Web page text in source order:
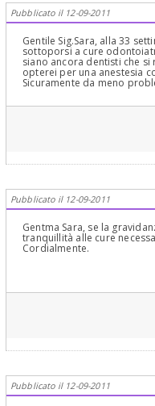
Pubblicato il 12-09-2011
Gentile Sig.Sara, alla 33
sottoporsi a cure
siano ancora dentisti che
opterei per una anestesia
Sicuramente da meno
Pubblicato il 12-09-2011
Gentma Sara, se la
tranquillità alle cure
Cordialmente.
Pubblicato il 12-09-2011